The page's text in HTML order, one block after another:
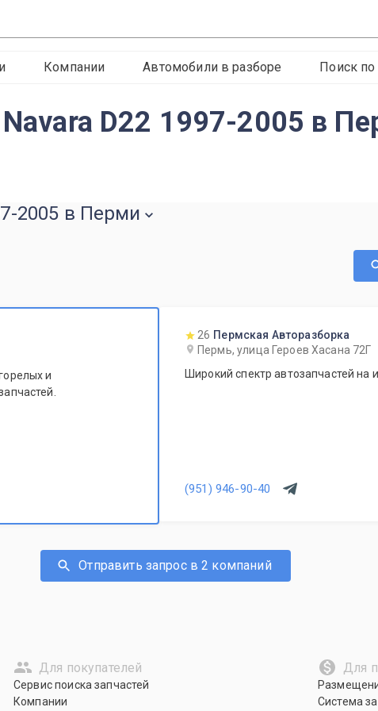
Компании Автомобили в разборе Поиск по
D22 1997-2005 в
2005 в Перми
и
26 Пермская Авторазборка
Пермь, улица Героев Хасана 72Г
Широкий спектр автозапчастей на
(951) 946-90-40
Отправить запрос в 2 компаний
Для покупателей
Сервис поиска запчастей
Компании
Для
Система